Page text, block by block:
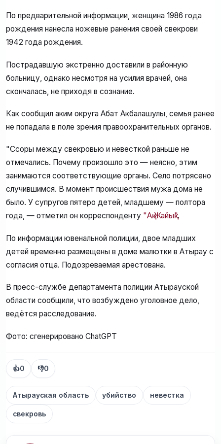
По предварительной информации, женщина 1986 года
рождения нанесла ножевые ранения своей свекрови
1942 года рождения.
Пострадавшую экстренно доставили в районную
больницу, однако несмотря на усилия врачей, она
скончалась, не приходя в сознание.
Как сообщил аким округа Абат Акбалашулы, семья ранее
не попадала в поле зрения правоохранительных органов.
"Ссоры между свекровью и невесткой раньше не
отмечались. Почему произошло это — неясно, этим
занимаются соответствующие органы. Село потрясено
случившимся. В момент происшествия мужа дома не
было. У супругов пятеро детей, младшему — полтора
года, — отметил он корреспонденту "Ақ Жайық".
По информации ювенальной полиции, двое младших
детей временно размещены в доме малютки в Атырау с
согласия отца. Подозреваемая арестована.
В пресс-службе департамента полиции Атырауской
области сообщили, что возбуждено уголовное дело,
ведётся расследование.
Фото: сгенерировано ChatGPT
👍0 👎0
Атырауская область убийство невестка
свекровь